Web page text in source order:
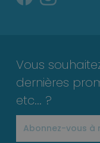
Vous
dernières
etc... ?